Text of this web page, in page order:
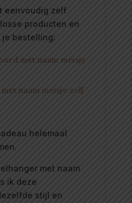
eenvoudig zelf
producten en
je bestelling:
met naam meisje
naam meisje zelf
helemaal
met naam
ik deze
stijl en